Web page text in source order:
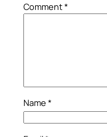
Comment*
Name *